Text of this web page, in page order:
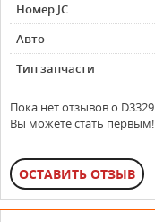
Номер JC
Авто
Тип запчасти
Пока нет отзывов о D3329
Вы можете стать первым!
ОСТАВИТЬ ОТЗЫВ